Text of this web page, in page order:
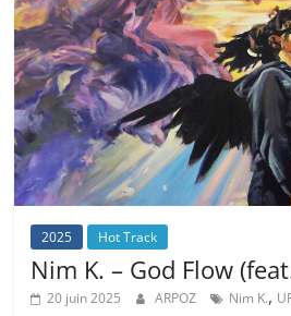
2025 Hot Track
Nim K. – God Flow
20 juin 2025 ARPOZ Nim K.,